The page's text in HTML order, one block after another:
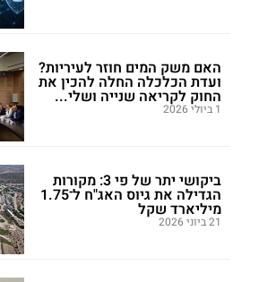
האם משק המים חוזר לעיריות?
ועדת הכלכלה החלה להכין את
החוק לקריאה שנייה ושלי...
1 ביולי 2026
ביקושי יתר של פי 3: מקורות
הגדילה את גיוס האג"ח ל־1.75
מיליארד שקל
21 ביוני 2026